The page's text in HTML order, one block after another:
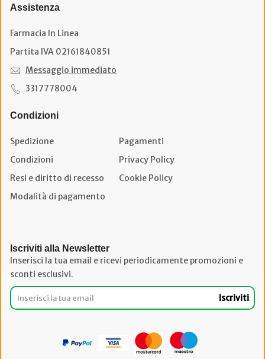
Assistenza
Farmacia In Linea
Partita IVA 02161840851
Messaggio immediato
3317778004
Condizioni
Spedizione
Pagamenti
Condizioni
Privacy Policy
Resi e diritto di recesso
Cookie Policy
Modalità di pagamento
Iscriviti alla Newsletter
Inserisci la tua email e ricevi periodicamente promozioni e
sconti esclusivi.
Iscriviti